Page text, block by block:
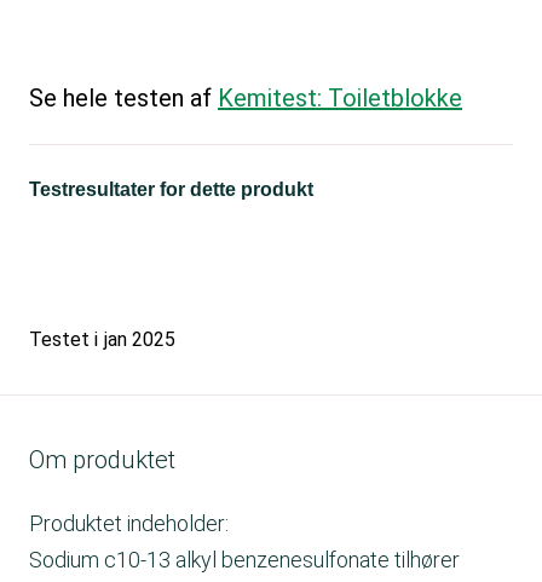
Se hele testen af Kemitest: Toiletblokke
Testresultater for dette produkt
Testet i jan 2025
Om produktet
Produktet indeholder:
Sodium c10-13 alkyl benzenesulfonate tilhører